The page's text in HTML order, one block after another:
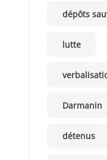
dépôts
lutte
Darmanin
détenus